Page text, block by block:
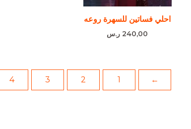
احلي فساتين للسهرة روعه
240,00 ر.س
→
1
2
3
4